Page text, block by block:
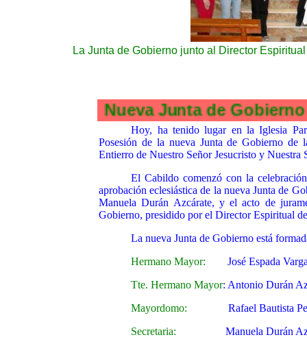
La Junta de Gobierno junto al Director
Nueva Junta de
Hoy, ha tenido lugar en la Iglesia
Posesión de la nueva Junta de Gobierno
Entierro de Nuestro Señor Jesucristo y Nuestra
El Cabildo comenzó con la
aprobación eclesiástica de la nueva Junta de
Manuela Durán Azcárate, y el acto de
Gobierno, presidido por el Director Espiritual
La nueva Junta de Gobierno está
Hermano Mayor: José Espada
Tte. Hermano Mayor: Antonio Durán
Mayordomo:
Rafael Bautista
Secretaria:
Manuela Durán